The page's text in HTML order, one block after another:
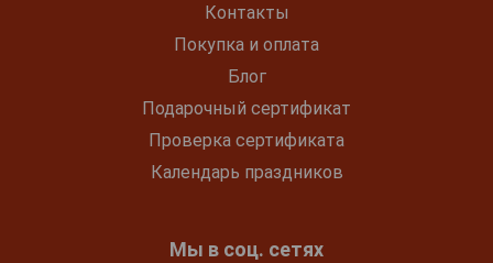
Контакты
Покупка и оплата
Блог
Подарочный сертификат
Проверка сертификата
Календарь праздников
Мы в соц. сетях